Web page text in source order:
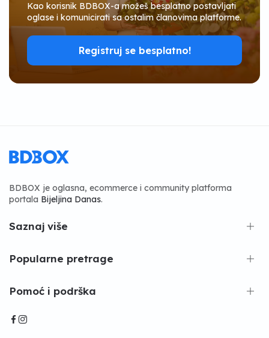
Kao korisnik BDBOX-a možeš besplatno postavljati
oglase i komunicirati sa ostalim članovima platforme.
Registruj se besplatno!
BDBOX je oglasna, ecommerce i community platforma
portala Bijeljina Danas.
Saznaj više
Popularne pretrage
Pomoć i podrška